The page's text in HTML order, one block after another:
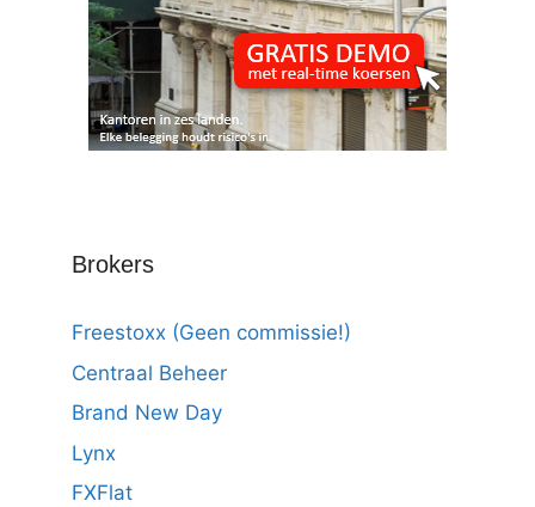
Brokers
Freestoxx (Geen commissie!)
Centraal Beheer
Brand New Day
Lynx
FXFlat